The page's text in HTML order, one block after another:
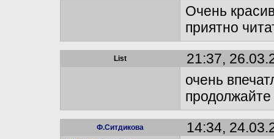
Очень
приятно
List
21:37,
очень
Ф.Ситдикова 14:34,